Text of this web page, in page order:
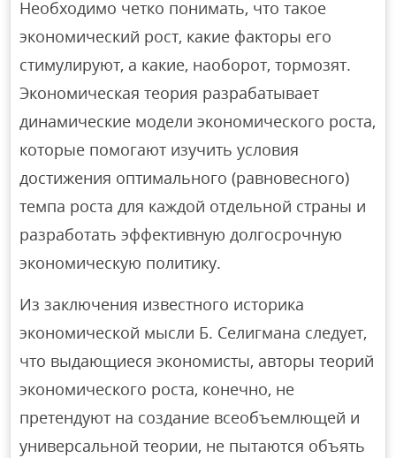
Необходимо четко понимать, что такое
экономический рост, какие факторы его
стимулируют, а какие, наоборот, тормозят.
Экономическая теория разрабатывает
динамические модели экономического роста,
которые помогают изучить условия
достижения оптимального (равновесного)
темпа роста для каждой отдельной страны и
разработать эффективную долгосрочную
экономическую политику.
Из заключения известного историка
экономической мысли Б. Селигмана следует,
что выдающиеся экономисты, авторы теорий
экономического роста, конечно, не
претендуют на создание всеобъемлющей и
универсальной теории, не пытаются объять